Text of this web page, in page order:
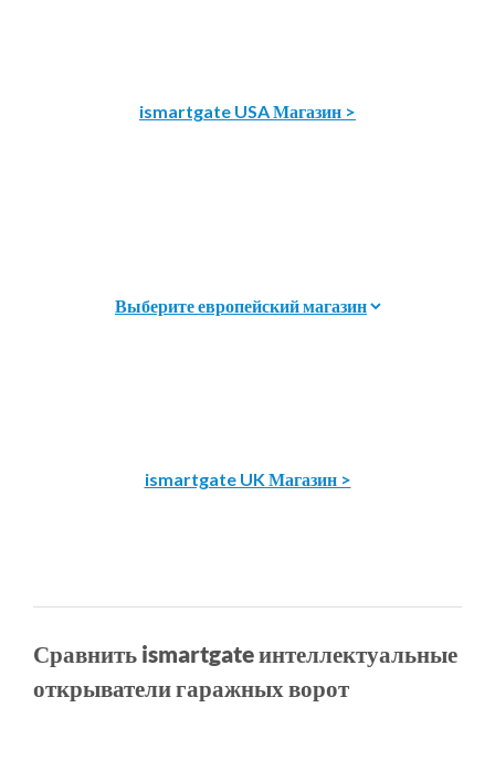
ismartgate USA Магазин >
ismartgate UK Магазин >
Сравнить ismartgate интеллектуальные
открыватели гаражных ворот